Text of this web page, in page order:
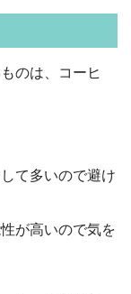
のは、
コーヒ
て多いので避け
が高いので気を